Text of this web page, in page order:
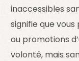
inaccessibles
signifie que
ou promotions
volonté, mais